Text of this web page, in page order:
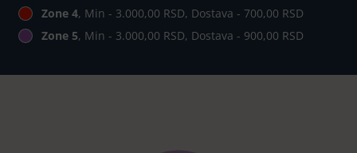
Zone 4, Min - 3.000,00 RSD, Dostava - 700,00 RSD
Zone 5, Min - 3.000,00 RSD, Dostava - 900,00 RSD